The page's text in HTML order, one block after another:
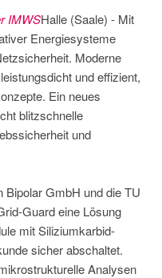
IMWSHalle (Saale) - Mit
Energiesysteme
Moderne
und effizient,
Ein neues
blitzschnelle
und
Bipolar GmbH und die TU
Guard eine Lösung
mit Siliziumkarbid-
sicher abschaltet.
Analysen